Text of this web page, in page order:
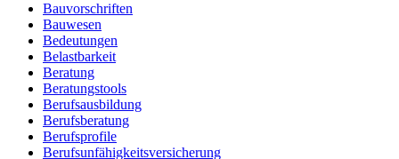
Bauvorschriften
Bauwesen
Bedeutungen
Belastbarkeit
Beratung
Beratungstools
Berufsausbildung
Berufsberatung
Berufsprofile
Berufsunfähigkeitsversicherung